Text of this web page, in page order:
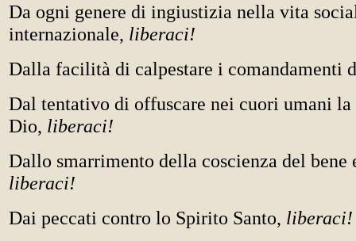
Da ogni genere di ingiustizia nella vita
internazionale, liberaci!
Dalla facilità di calpestare i comandamenti
Dal tentativo di offuscare nei cuori umani la
Dio, liberaci!
Dallo smarrimento della coscienza del bene
liberaci!
Dai peccati contro lo Spirito Santo,